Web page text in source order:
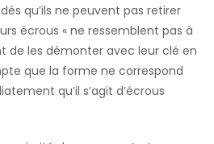
qu’ils ne peuvent pas retirer
écrous « ne ressemblent pas à
de les démonter avec leur clé en
que la forme ne correspond
qu’il s’agit d’écrous